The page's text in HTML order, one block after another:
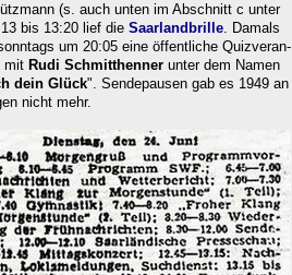
(s. auch unten im Abschnitt c unter
bis 13:20 lief die Saarlandbrille. Damals
um 20:05 eine öffentliche Quizveran-
mit Rudi Schmitthenner unter dem Namen
dein Glück". Sendepausen gab es 1949 an
nicht mehr.